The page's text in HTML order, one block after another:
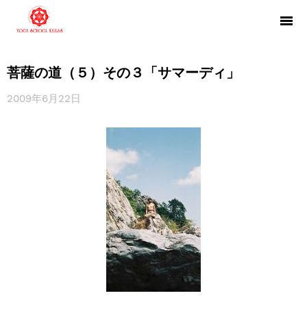
菩薩の道（５）その３「サマーディ」
2009年6月22日